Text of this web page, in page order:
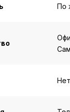
По
Нет